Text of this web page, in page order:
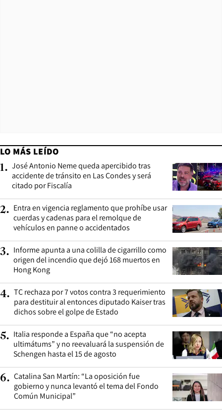
LO MÁS LEÍDO
1. José Antonio Neme queda apercibido tras
accidente de tránsito en Las Condes y será
citado por Fiscalía
2. Entra en vigencia reglamento que prohíbe usar
cuerdas y cadenas para el remolque de
vehículos en panne o accidentados
3. Informe apunta a una colilla de cigarrillo como
origen del incendio que dejó 168 muertos en
Hong Kong
4. TC rechaza por 7 votos contra 3 requerimiento
para destituir al entonces diputado Kaiser tras
dichos sobre el golpe de Estado
5. Italia responde a España que “no acepta
ultimátums” y no reevaluará la suspensión de
Schengen hasta el 15 de agosto
6. Catalina San Martín: “La oposición fue
gobierno y nunca levantó el tema del Fondo
Común Municipal”